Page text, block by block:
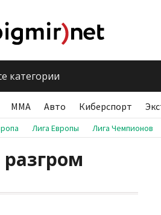
категории
ММА Авто Киберспорт
Лига Европы Лига Чемпионов